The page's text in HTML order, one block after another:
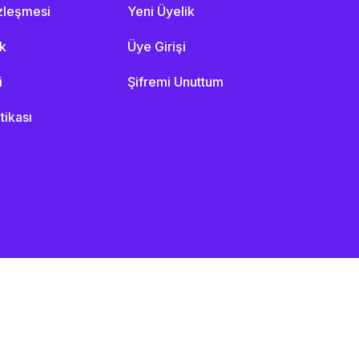
Yeni Üyelik
Üye Girişi
Şifremi Unuttum